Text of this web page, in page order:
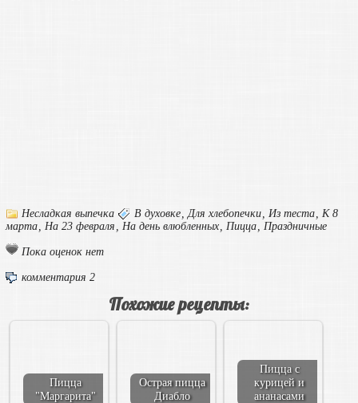
Несладкая выпечка В духовке Для хлебопечки Из теста
К 8
марта
На 23 февраля На день влюбленных Пицца Праздничные
Пока оценок нет
комментария 2
Похожие рецепты:
Пицца
"Маргарита"
Острая пицца
Диабло
Пицца с
курицей и
ананасами